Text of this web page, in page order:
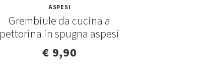
ASPESI
Grembiule da cucina a
pettorina in spugna aspesi
€ 9,90